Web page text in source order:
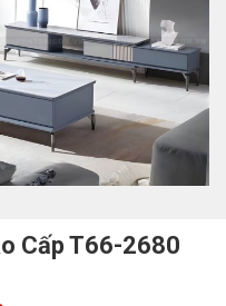
Cấp T66-2680